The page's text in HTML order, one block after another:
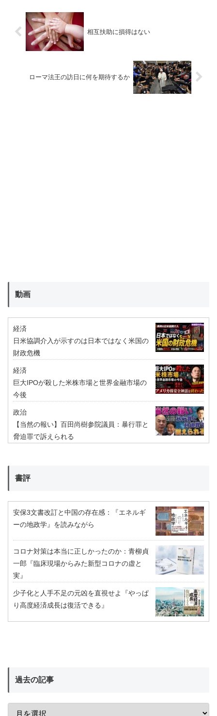
相互扶助に損得はない
ローマ法王の訪日に何を期待するか
動画
経済
日米協調介入が示すのは日本ではなく米国の
財政危機
経済
巨大IPOが殺した米株市場と世界金融市場の
今後
政治
【当然の報い】百田尚樹参院議員：暴行罪と
脅迫罪で訴えられる
書評
安保3文書改訂と中国の存在感：『エネルギ
ーの地政学』を読みながら
コロナ対策は本当に正しかったのか：青柳貞
一郎『臨床現場からみた新型コロナの虚と
実』
少子化と人手不足の元凶を直視せよ『やっぱ
り高度経済成長は復活できる』
過去の記事